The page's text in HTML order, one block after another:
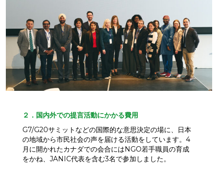
２．国内外での提言活動にかかる費用
G7/G20サミットなどの国際的な意思決定の場に、日本
の地域から市民社会の声を届ける活動をしています。4
月に開かれたカナダでの会合にはNGO若手職員の育成
をかね、JANIC代表を含む3名で参加しました。